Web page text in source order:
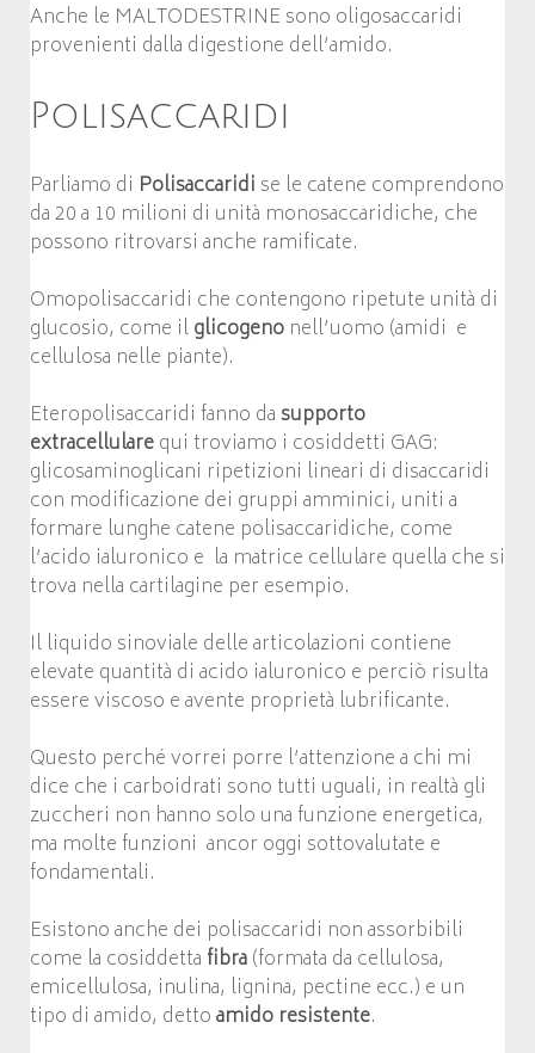
Anche le MALTODESTRINE sono oligosaccaridi
provenienti dalla digestione dell’amido.
Polisaccaridi
Parliamo di Polisaccaridi se le catene comprendono
da 20 a 10 milioni di unità monosaccaridiche, che
possono ritrovarsi anche ramificate.
Omopolisaccaridi che contengono ripetute unità di
glucosio, come ilglicogeno nell’uomo (amidi e
cellulosa nelle piante).
Eteropolisaccaridi fanno dasupporto
extracellularequi troviamo i cosiddetti GAG:
glicosaminoglicani ripetizioni lineari di disaccaridi
con modificazione dei gruppi amminici, uniti a
formare lunghe catene polisaccaridiche, come
l’acido ialuronico e la matrice cellulare quella che si
trova nella cartilagine per esempio.
Il liquido sinoviale delle articolazioni contiene
elevate quantità di acido ialuronico e perciò risulta
essere viscoso e avente proprietà lubrificante.
Questo perché vorrei porre l’attenzione a chi mi
dice che i carboidrati sono tutti uguali, in realtà gli
zuccheri non hanno solo una funzione energetica,
ma molte funzioni ancor oggi sottovalutate e
fondamentali.
Esistono anche dei polisaccaridi non assorbibili
come la cosiddetta fibra(formata da cellulosa,
emicellulosa, inulina, lignina, pectine ecc.) e un
tipo di amido, dettoamido resistente.